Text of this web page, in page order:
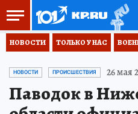
НОВОСТИ ТОЛЬКО У НАС
НОВОСТИ ПРОИСШЕСТВИЯ 26 мая
Паводок в